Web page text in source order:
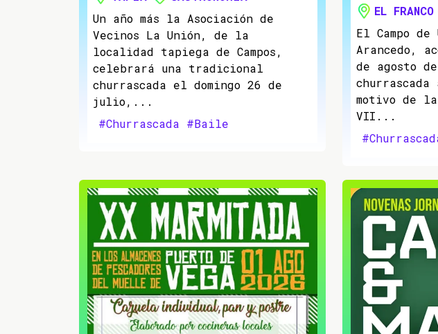
Un año más la Asociación de
Vecinos La Unión, de la
localidad tapiega de Campos,
celebrará una tradicional
churrascada el domingo 26 de
julio,...
#Churrascada #Baile
EL FRANCO
El Campo
Arancedo,
de agosto
motivo de
VII...